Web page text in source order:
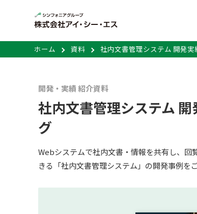
ホーム 資料 社内文書管理システム 開発
開発・実績 紹介資料
社内文書管理システム
グ
Webシステムで社内文書・情報を共有し、回
きる「社内文書管理システム」の開発事例を